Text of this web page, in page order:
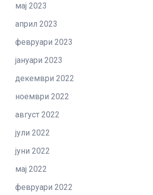
мај 2023
април 2023
февруари 2023
јануари 2023
декември 2022
ноември 2022
август 2022
јули 2022
јуни 2022
мај 2022
февруари 2022